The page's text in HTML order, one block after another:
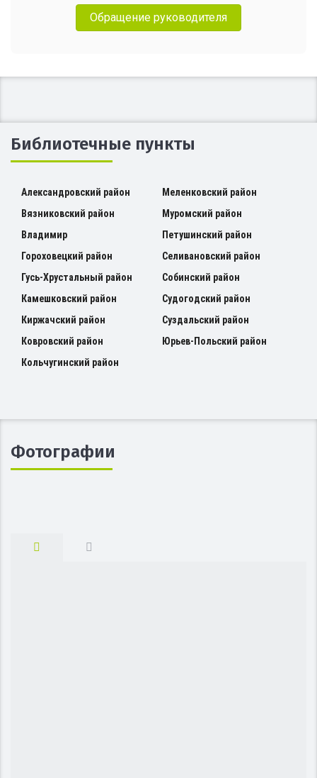
Обращение руководителя
Библиотечные пункты
Александровский район
Вязниковский район
Владимир
Гороховецкий район
Гусь-Хрустальный район
Камешковский район
Киржачский район
Ковровский район
Кольчугинский район
Меленковский район
Муромский район
Петушинский район
Селивановский район
Собинский район
Судогодский район
Суздальский район
Юрьев-Польский район
Фотографии